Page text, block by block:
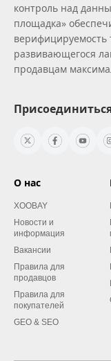
контроль над
площадка»
верифицируемость
развивающегося
продавцам
О нас
XOOBAY
Новости и
информация
Вакансии
Правила для
продавцов
Правила для
покупателей
GEO & SEO